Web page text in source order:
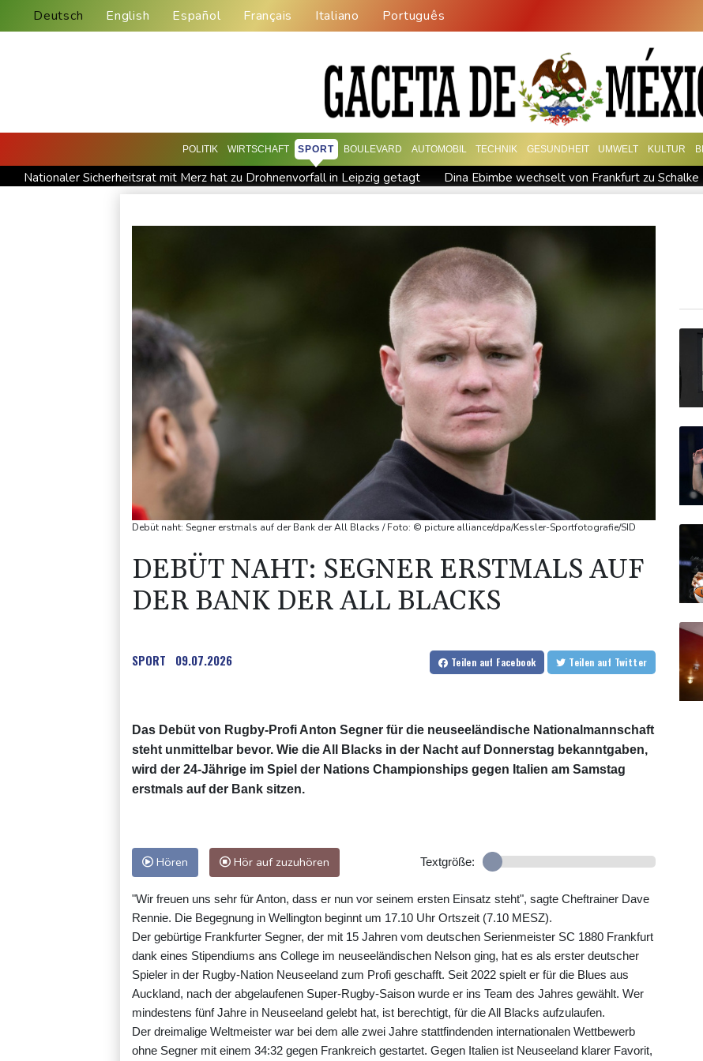
Deutsch English Español Français Italiano Português
POLITIK WIRTSCHAFT SPORT BOULEVARD AUTOMOBIL TECHNIK GESUNDHEIT UMWELT KULTUR
Nationaler Sicherheitsrat mit Merz hat zu Drohnenvorfall in Leipzig getagt
Dina Ebimbe wechselt von Frankfurt zu Schalke
Angeblicher "Geburtstourismus": Trump unternimmt neuen Vorstoß im Streit um US-Staatsbürgerschaft
Würgeschlange
Sri Lanka setzt nach Unruhen in Gefängnis Soldaten
Zuwächse in der Autobranche: Industrieproduktion legt im Juni leicht zu
76-jähriger Landwirt in Nordrhein-Westfalen von
Debüt naht: Segner erstmals auf der Bank der All Blacks / Foto: © picture alliance/dpa/Kessler-Sportfotografie/SID
DEBÜT NAHT: SEGNER ERSTMALS AUF
DER BANK DER ALL BLACKS
SPORT 09.07.2026 Teilen auf Facebook Teilen auf Twitter
Das Debüt von Rugby-Profi Anton Segner für die neuseeländische Nationalmannschaft
steht unmittelbar bevor. Wie die All Blacks in der Nacht auf Donnerstag bekanntgaben,
wird der 24-Jährige im Spiel der Nations Championships gegen Italien am Samstag
erstmals auf der Bank sitzen.
Hören Hör auf zuzuhören Textgröße:
"Wir freuen uns sehr für Anton, dass er nun vor seinem ersten Einsatz steht", sagte Cheftrainer Dave
Rennie. Die Begegnung in Wellington beginnt um 17.10 Uhr Ortszeit (7.10 MESZ).
Der gebürtige Frankfurter Segner, der mit 15 Jahren vom deutschen Serienmeister SC 1880 Frankfurt
dank eines Stipendiums ans College im neuseeländischen Nelson ging, hat es als erster deutscher
Spieler in der Rugby-Nation Neuseeland zum Profi geschafft. Seit 2022 spielt er für die Blues aus
Auckland, nach der abgelaufenen Super-Rugby-Saison wurde er ins Team des Jahres gewählt. Wer
mindestens fünf Jahre in Neuseeland gelebt hat, ist berechtigt, für die All Blacks aufzulaufen.
Der dreimalige Weltmeister war bei dem alle zwei Jahre stattfindenden internationalen Wettbewerb
ohne Segner mit einem 34:32 gegen Frankreich gestartet. Gegen Italien ist Neuseeland klarer Favorit,